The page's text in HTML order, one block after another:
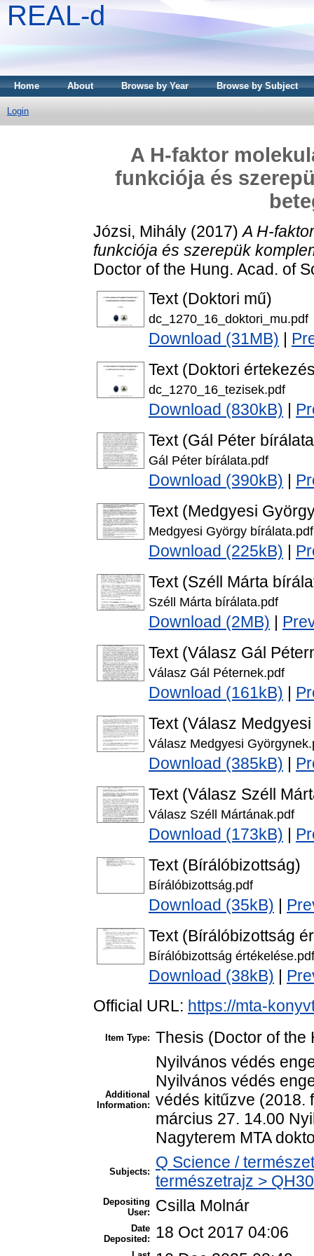
REAL-d
Home About Browse by Year Browse by Subject
Login
A H-faktor
funkciója és
Józsi, Mihály (2017)A H-
funkciója és szerepük
Doctor of the Hung. Acad. of
Text (Doktori mű)
dc_1270_16_doktori_mu.pdf
Download (31MB)
Text (Doktori
dc_1270_16_tezisek.pdf
Download (830kB)
Text (Gál Péter
Gál Péter bírálata.pdf
Download (390kB)
Text (Medgyesi
Medgyesi György bírálata.pdf
Download (225kB)
Text (Széll Márta
Széll Márta bírálata.pdf
Download (2MB)
Text (Válasz Gál
Válasz Gál Péternek.pdf
Download (161kB)
Text (Válasz
Válasz Medgyesi
Download (385kB)
Text (Válasz Széll
Válasz Széll Mártának.pdf
Download (173kB)
Text (Bírálóbizottság)
Bírálóbizottság.pdf
Download (35kB)
Text (Bírálóbizottság
Bírálóbizottság értékelése.pdf
Download (38kB)
Official URL: https://mta-
Item Type: Thesis (Doctor of the
Additional
Information:
Nyilvános védés
Nyilvános védés
védés kitűzve (2018.
március 27. 14.00
Nagyterem MTA
Subjects:
Q Science /
természetrajz >
Depositing
User:
Csilla Molnár
Date
Deposited:
18 Oct 2017 04:06